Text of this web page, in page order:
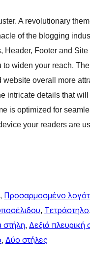
A revolutionary
of the blogging
Footer and
widen your reach.
overall more
intricate details that
is optimized for
your readers are
, Προσαρμοσμένο
, Τετράστηλο,
στήλη, Δεξιά πλευρική
, Δύο στήλες